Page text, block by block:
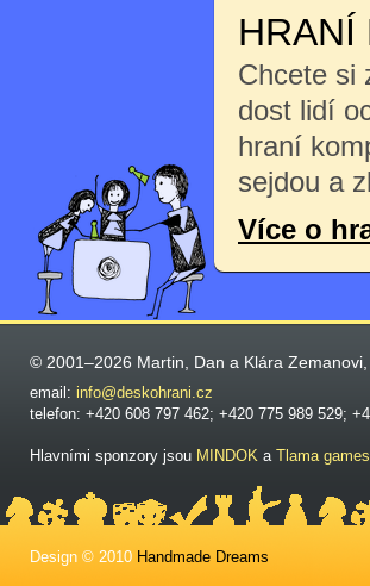
HRANÍ
Chcete si
dost lidí
hraní
sejdou a
Více o
© 2001–2026 Martin, Dan a Klára
email: info@deskohrani.cz
telefon: +420 608 797 462; +420 775 989 529;
Hlavními sponzory jsou MINDOK a Tlama games
Design © 2010 Handmade Dreams